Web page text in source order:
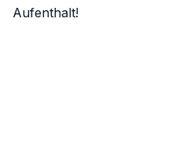
Aufenthalt!